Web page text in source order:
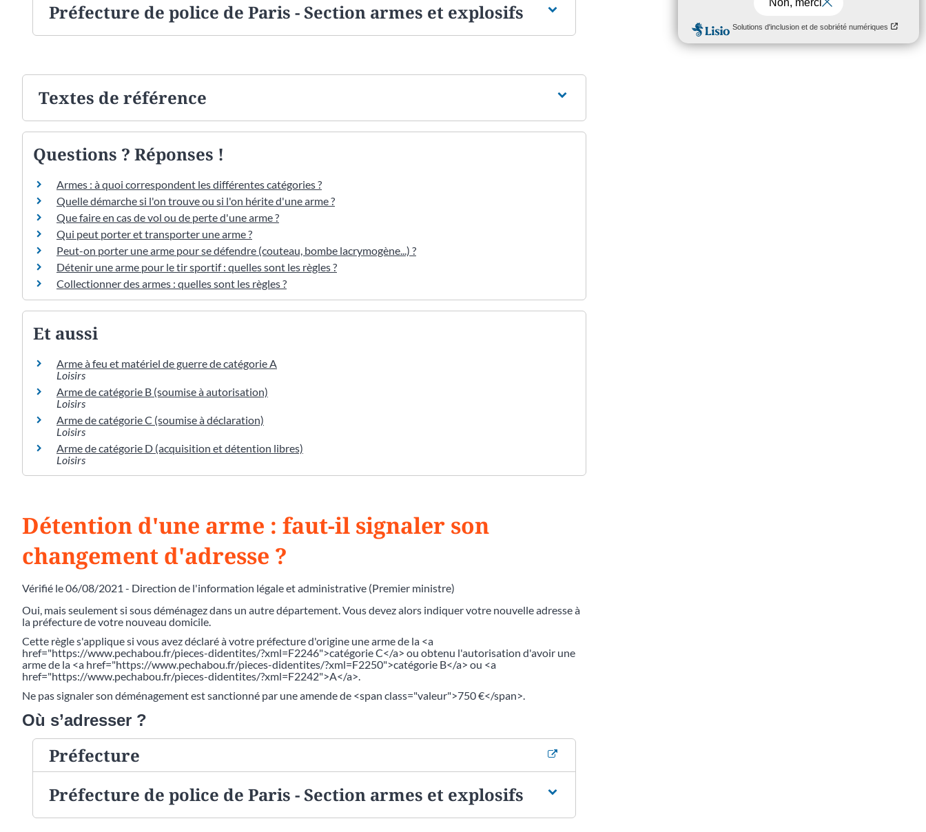
Préfecture de police de Paris - Section armes et explosifs
Textes de référence
Questions ? Réponses !
Armes : à quoi correspondent les différentes catégories ?
Quelle démarche si l'on trouve ou si l'on hérite d'une arme ?
Que faire en cas de vol ou de perte d'une arme ?
Qui peut porter et transporter une arme ?
Peut-on porter une arme pour se défendre (couteau, bombe lacrymogène...) ?
Détenir une arme pour le tir sportif : quelles sont les règles ?
Collectionner des armes : quelles sont les règles ?
Et aussi
Arme à feu et matériel de guerre de catégorie A
Loisirs
Arme de catégorie B (soumise à autorisation)
Loisirs
Arme de catégorie C (soumise à déclaration)
Loisirs
Arme de catégorie D (acquisition et détention libres)
Loisirs
Détention d'une arme : faut-il signaler son
changement d'adresse ?
Vérifié le 06/08/2021 - Direction de l'information légale et administrative (Premier ministre)
Oui, mais seulement si sous déménagez dans un autre département. Vous devez alors indiquer votre nouvelle adresse à
la préfecture de votre nouveau domicile.
Cette règle s'applique si vous avez déclaré à votre préfecture d'origine une arme de la <a
href="https://www.pechabou.fr/pieces-didentites/?xml=F2246">catégorie C</a> ou obtenu l'autorisation d'avoir une
arme de la <a href="https://www.pechabou.fr/pieces-didentites/?xml=F2250">catégorie B</a> ou <a
href="https://www.pechabou.fr/pieces-didentites/?xml=F2242">A</a>.
Ne pas signaler son déménagement est sanctionné par une amende de <span class="valeur">750 €</span>.
Où s’adresser ?
Préfecture
Préfecture de police de Paris - Section armes et explosifs